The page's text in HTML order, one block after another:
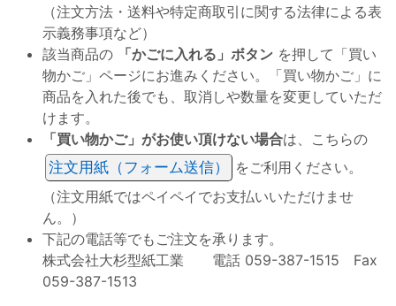
（注文方法・送料や特定商取引に関する法律による表
示義務事項など）
該当商品の
「かごに入れる」ボタン を押して「買い
物かご」ページにお進みください。「買い物かご」に
商品を入れた後でも、取消しや数量を変更していただ
けます。
「買い物かご」がお使い頂けない場合は、こちらの
注文用紙（フォーム送信）
をご利用ください。
（注文用紙ではペイペイでお支払いいただけませ
ん。）
下記の電話等でもご注文を承ります。
株式会社大杉型紙工業 電話 059-387-1515 Fax
059-387-1513